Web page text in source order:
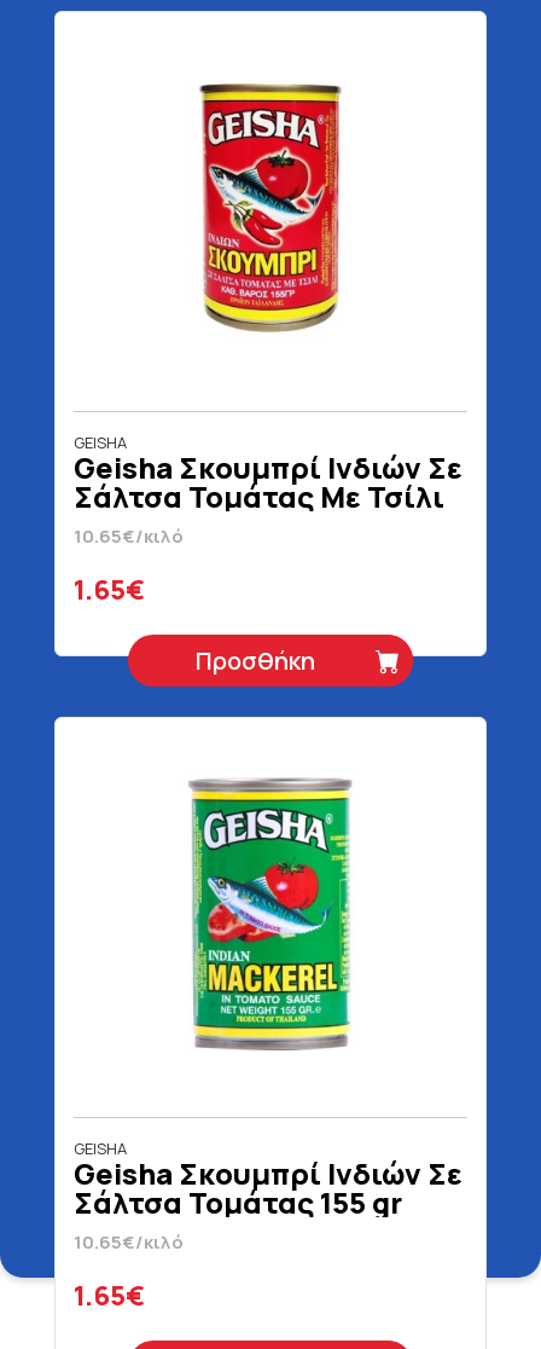
GEISHA
Geisha Σκουμπρί Ινδιών Σε
Σάλτσα Τομάτας Με Τσίλι
155 gr
10.65€/κιλό
1.65€
Προσθήκη
GEISHA
Geisha Σκουμπρί Ινδιών Σε
Σάλτσα Τομάτας 155 gr
10.65€/κιλό
1.65€